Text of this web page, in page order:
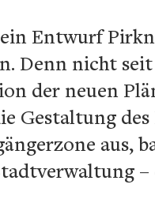
Entwurf
Denn nicht
der neuen
Gestaltung